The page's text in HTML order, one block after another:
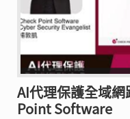
AI代理保護全域
Point Software